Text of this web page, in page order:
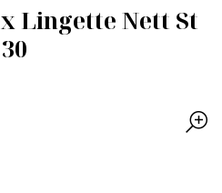
Lingette Nett St
30